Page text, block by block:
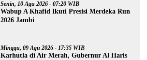
Senin, 10 Agu 2026 - 07:20 WIB
Wabup A Khafid Ikuti Presisi Merdeka Run
2026 Jambi
Minggu, 09 Agu 2026 - 17:35 WIB
Karhutla di Air Merah, Gubernur Al Haris